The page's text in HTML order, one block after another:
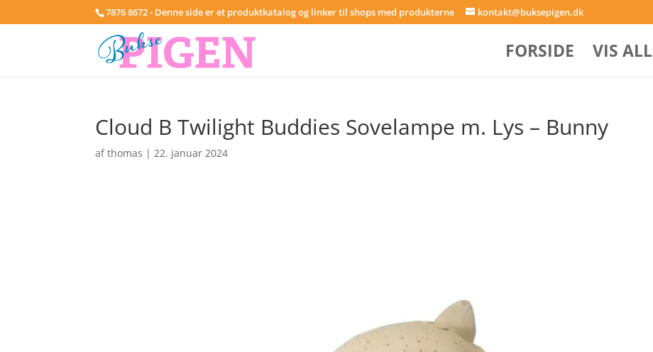
7876 8672 - Denne side er et produktkatalog og linker til shops med produkterne kontakt@buksepigen.dk
FORSIDE VIS
Cloud B Twilight Buddies Sovelampe m. Lys – Bunny
afthomas |22. januar 2024